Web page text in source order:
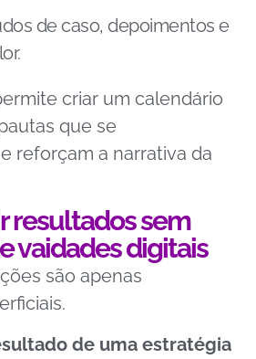
de caso, depoimentos e
criar um calendário
que se
reforçam a narrativa da
resultados sem
vaidades digitais
são apenas
de uma estratégia